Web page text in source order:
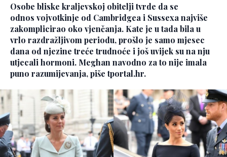
Osobe bliske kraljevskoj obitelji tvrde da se
odnos vojvotkinje od Cambridgea i Sussexa najviše
zakomplicirao oko vjenčanja. Kate je u tada bila u
vrlo razdražljivom periodu, prošlo je samo mjesec
dana od njezine treće trudnoće i još uvijek su na nju
utjecali hormoni. Meghan navodno za to nije imala
puno razumijevanja, piše tportal.hr.